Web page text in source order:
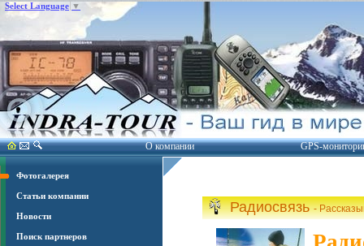
Радиосвязь-
О компании GPS-
Select Language ▼
Фотогалерея
Статьи компании
Новости
Поиск партнеров